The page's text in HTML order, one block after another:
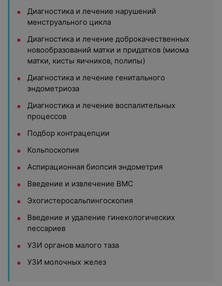
Диагностика и лечение нарушений
менструального цикла
Диагностика и лечение доброкачественных
новообразований матки и придатков (миома
матки, кисты яичников, полипы)
Диагностика и лечение генитального
эндометриоза
Диагностика и лечение воспалительных
процессов
Подбор контрацепции
Кольпоскопия
Аспирационная биопсия эндометрия
Введение и извлечение ВМС
Эхогистеросальпингоскопия
Введение и удаление гинекологических
пессариев
УЗИ органов малого таза
УЗИ молочных желез